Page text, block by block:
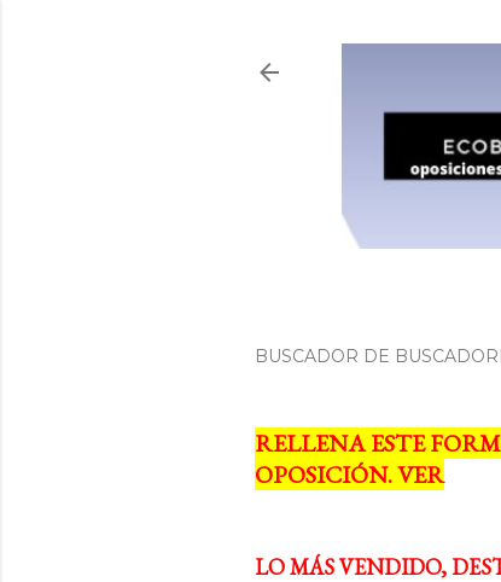
BUSCADOR DE
RELLENA ESTE
OPOSICIÓN. VER
LO MÁS VENDIDO,